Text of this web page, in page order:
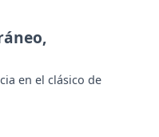
en el clásico de